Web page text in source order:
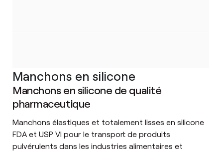
Manchons en silicone
Manchons en silicone de qualité
pharmaceutique
Manchons élastiques et totalement lisses en silicone
FDA et USP VI pour le transport de produits
pulvérulents dans les industries alimentaires et